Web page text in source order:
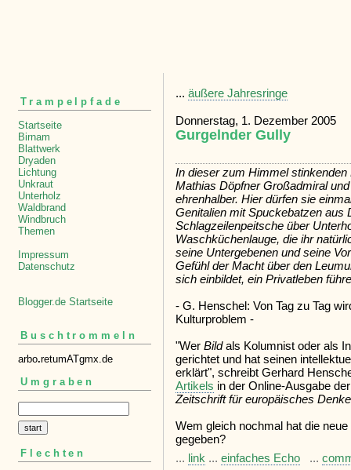
Trampelpfade
Startseite
Birnam
Blattwerk
Dryaden
Lichtung
Unkraut
Unterholz
Waldbrand
Windbruch
Themen
Impressum
Datenschutz
Blogger.de Startseite
Buschtrommeln
arbo.retumATgmx.de
Umgraben
Flechten
... äußere Jahresringe
Donnerstag, 1. Dezember 2005
Gurgelnder Gully
In dieser zum Himmel
Mathias Döpfner Großadmiral
ehrenhalber. Hier dürfen sie
Genitalien mit Spuckebatzen aus
Schlagzeilenpeitsche über
Waschküchenlauge, die ihr
seine Untergebenen und seine
Gefühl der Macht über den
sich einbildet, ein Privatleben
- G. Henschel: Von Tag zu Tag
Kulturproblem -
"Wer Bildals Kolumnist oder als
gerichtet und hat seinen
erklärt", schreibt Gerhard
Artikels in der Online-Ausgabe
Zeitschrift für europäisches
Wem gleich nochmal hat die
gegeben?
... link ... einfaches Echo ...